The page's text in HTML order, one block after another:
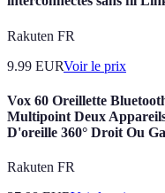
Rakuten FR
9.99 EURVoir le prix
Vox 60 Oreillette
Multipoint Deux
D'oreille 360° Droit Ou
Rakuten FR